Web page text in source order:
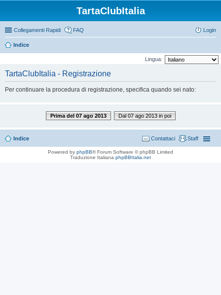
TartaClubItalia
Collegamenti Rapidi FAQ Login
Indice
Lingua:
TartaClubItalia - Registrazione
Per continuare la procedura di registrazione, specifica quando sei nato:
Prima del 07 ago 2013 Dal 07 ago 2013 in poi
Indice Staff
Contattaci
Powered by phpBB® Forum Software © phpBB Limited
Traduzione Italiana phpBBItalia.net